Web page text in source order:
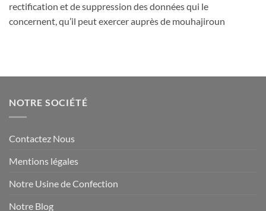
rectification et de suppression des données qui le
concernent, qu’il peut exercer auprès de mouhajiroun
NOTRE SOCIÉTÉ
Contactez Nous
Mentions légales
Notre Usine de Confection
Notre Blog